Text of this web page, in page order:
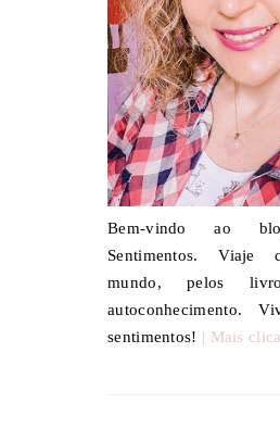
Bem-vindo ao
Sentimentos. Viaje
mundo, pelos
autoconhecimento.
sentimentos! | Mais